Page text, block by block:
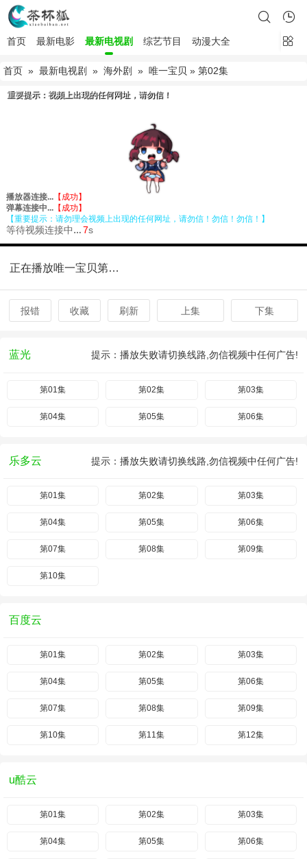
首页 最新电影 最新电视剧 综艺节目 动漫大全
首页 » 最新电视剧 » 海外剧 » 唯一宝贝 » 第02集
正在播放唯一宝贝第02集
报错 收藏 刷新 上集 下集
蓝光 提示：播放失败请切换线路,勿信视频中任何广告!
第01集 第02集 第03集
第04集 第05集 第06集
乐多云 提示：播放失败请切换线路,勿信视频中任何广告!
第01集 第02集 第03集
第04集 第05集 第06集
第07集 第08集 第09集
第10集
百度云
第01集 第02集 第03集
第04集 第05集 第06集
第07集 第08集 第09集
第10集 第11集 第12集
u酷云
第01集 第02集 第03集
第04集 第05集 第06集